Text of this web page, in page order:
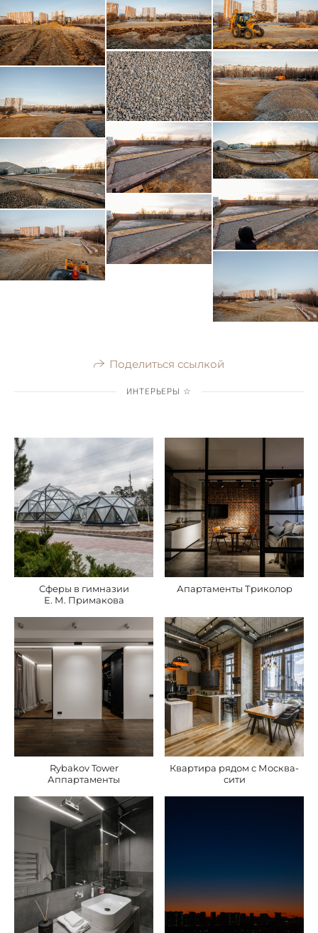
Поделиться ссылкой
ИНТЕРЬЕРЫ ☆
Сферы в гимназии
Е. М. Примакова
Апартаменты Триколор
Rybakov Tower
Аппартаменты
Квартира рядом с Москва-
сити